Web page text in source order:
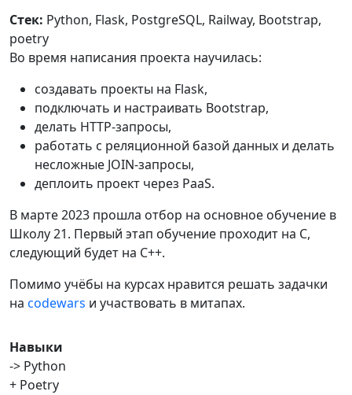
Стек: Python, Flask, PostgreSQL, Railway, Bootstrap,
poetry
Во время написания проекта научилась:
создавать проекты на Flask,
подключать и настраивать Bootstrap,
делать HTTP-запросы,
работать с реляционной базой данных и делать
несложные JOIN-запросы,
деплоить проект через PaaS.
В марте 2023 прошла отбор на основное обучение в
Школу 21. Первый этап обучение проходит на С,
следующий будет на С++.
Помимо учёбы на курсах нравится решать задачки
на codewars и участвовать в митапах.
Навыки
-> Python
+ Poetry